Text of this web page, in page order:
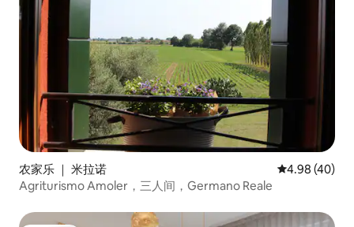
赏当地美食和美酒以及意大利魅力的优雅
和精致人士来说，Villa Dolce别墅将是一处
非常愉快的入住地点。 根据您的要求，我
们将会为您安排包括葡萄酒和当地美食品
尝在内的旅游活动，帮助您探索Prosecco
DOCG认证葡萄酒产区的美丽。 自十九世
纪初以来，Villa Dolce别墅一直是一处代代
相传的迷人地点：对美丽的热情和品味是
多年来一直贯彻于各项重建工程的主线。
重要提示： 入住者在办理入住手续时，需
要支付当地的旅游税：每人每天1欧元，最
多五天，不包括14岁以下的儿童。
农家乐 ｜ 米拉诺 平均评分
4.98 (40)
Agriturismo Amoler，三人间，Germano Reale